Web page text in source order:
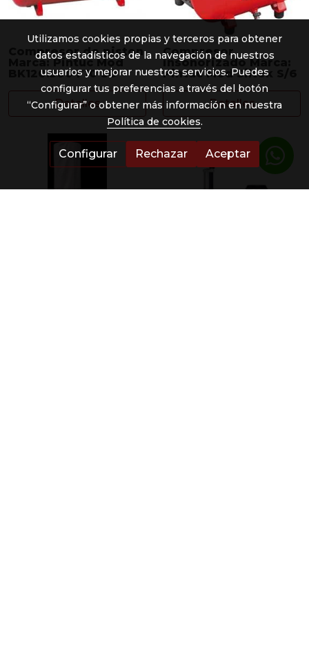
Compresor de piston
Marca: Pintuc Mod
BK120.500 F10 SD
Detalles
Compresor
insonorizado Marca:
Pintuc Mod Siltek S/6
Detalles
Utilizamos cookies propias y terceros para obtener
datos estadísticos de la navegación de nuestros
usuarios y mejorar nuestros servicios. Puedes
configurar tus preferencias a través del botón
“Configurar” o obtener más información en nuestra
Política de cookies.
Configurar Rechazar Aceptar